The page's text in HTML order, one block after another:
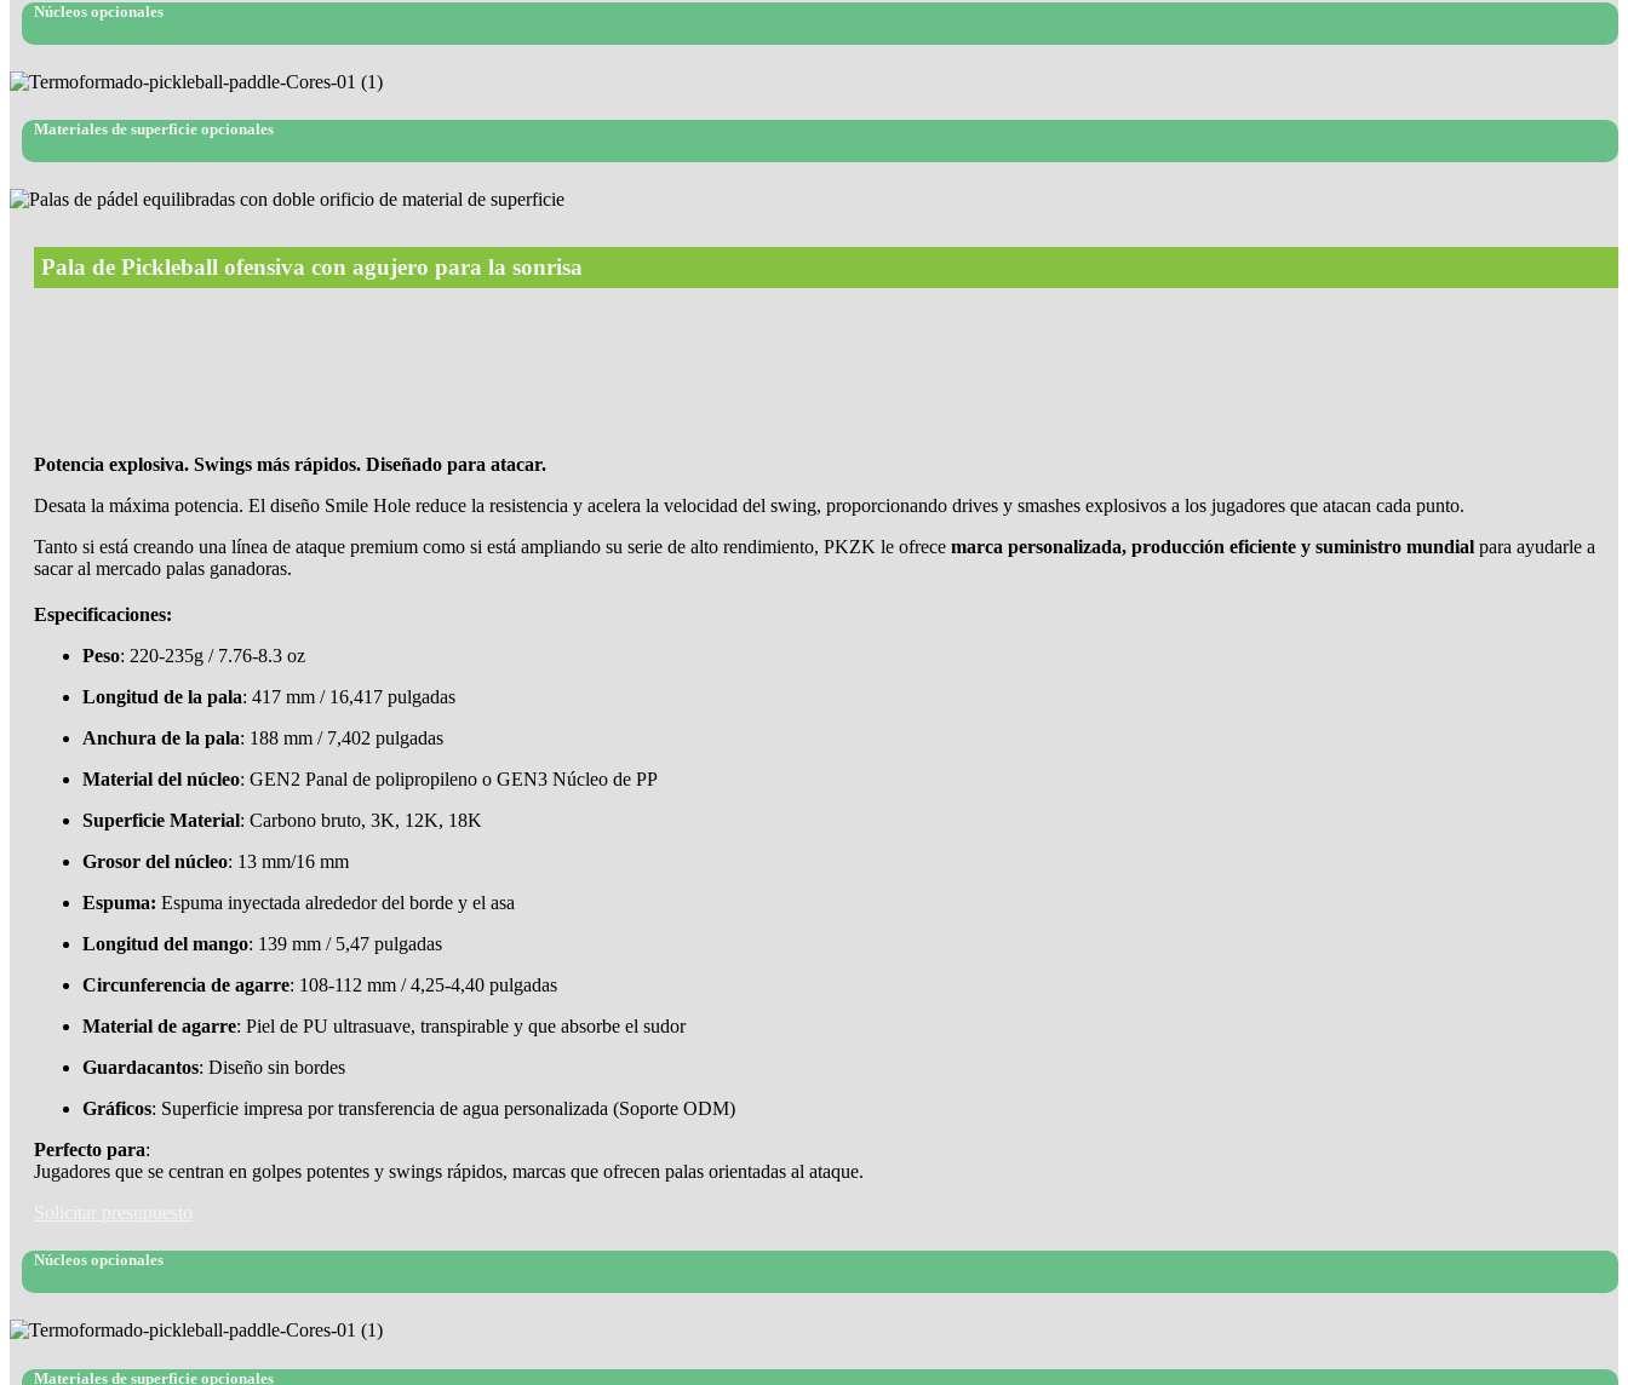
Núcleos opcionales
Materiales de superficie opcionales
Pala de Pickleball ofensiva con agujero para la sonrisa
Potencia explosiva. Swings más rápidos. Diseñado para atacar.
Desata la máxima potencia. El diseño Smile Hole reduce la resistencia y acelera la velocidad del swing, proporcionando drives y smashes explosivos a los jugadores que atacan cada punto.
Tanto si está creando una línea de ataque premium como si está ampliando su serie de alto rendimiento, PKZK le ofrece marca personalizada, producción eficiente y suministro mundial para ayudarle a
sacar al mercado palas ganadoras.
Especificaciones:
Peso: 220-235g / 7.76-8.3 oz
Longitud de la pala: 417 mm / 16,417 pulgadas
Anchura de la pala: 188 mm / 7,402 pulgadas
Material del núcleo: GEN2 Panal de polipropileno o GEN3 Núcleo de PP
Superficie Material: Carbono bruto, 3K, 12K, 18K
Grosor del núcleo: 13 mm/16 mm
Espuma: Espuma inyectada alrededor del borde y el asa
Longitud del mango: 139 mm / 5,47 pulgadas
Circunferencia de agarre: 108-112 mm / 4,25-4,40 pulgadas
Material de agarre: Piel de PU ultrasuave, transpirable y que absorbe el sudor
Guardacantos: Diseño sin bordes
Gráficos: Superficie impresa por transferencia de agua personalizada (Soporte ODM)
Perfecto para:
Jugadores que se centran en golpes potentes y swings rápidos, marcas que ofrecen palas orientadas al ataque.
Núcleos opcionales
Materiales de superficie opcionales